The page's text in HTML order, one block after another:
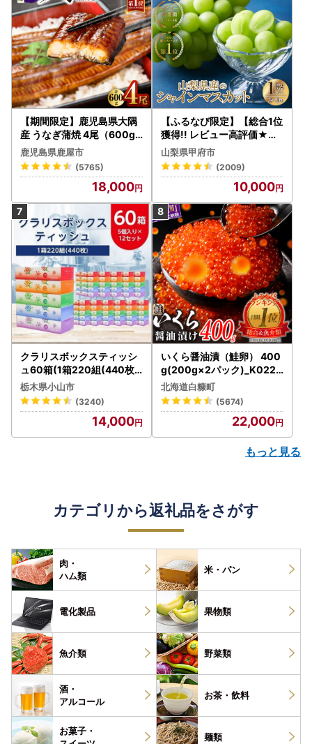
【期間限定】鹿児島県大隅
産 うなぎ蒲焼 4尾（600g
） KN007-004-04-cp18
うなぎ 鰻 魚 惣菜 総菜
鹿児島県鹿屋市
(5765)
18,000
【ふるなび限定】【総合1位
獲得!! レビュー高評価★】
〈2026年度配送分〉山梨
県産 シャインマスカット 2
～3房（1.0kg以上）シャイ
ン フルーツ FN-Limited-S
P
山梨県甲府市
(2009)
10,000
クラリスボックスティッシ
ュ60箱(1箱220組(440枚))
(5個入り×12セット)【配送
不可地域：離島・沖縄県】
【1256759】
栃木県小山市
(3240)
14,000
いくら醤油漬（鮭卵） 400
g(200g×2パック)_K022-
1676
北海道白糠町
(5674)
22,000
もっと見る
カテゴリから返礼品をさがす
肉・
ハム類
米・パン
電化製品 果物類
魚介類 野菜類
酒・
アルコール
お茶・ 飲料
お菓子・
麺類